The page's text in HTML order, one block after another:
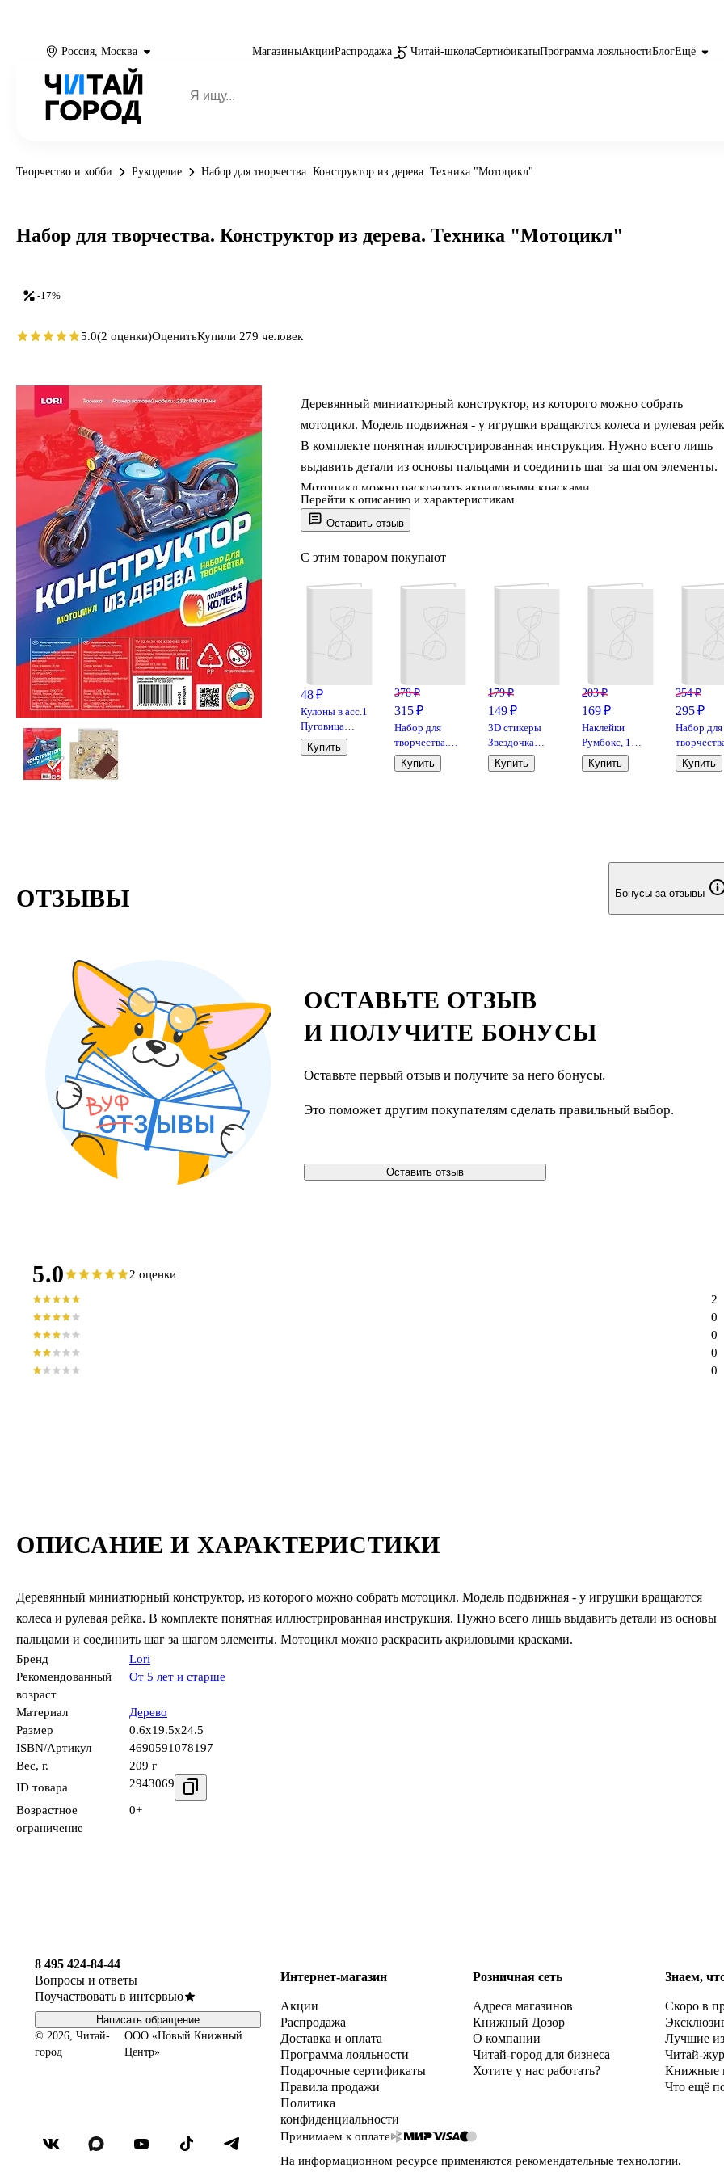
Россия, Москва МагазиныАкцииРаспродажа Читай-школаСертификатыПрограмма лояльностиБлогЕщё
Творчество и хобби Рукоделие Набор для творчества. Конструктор из дерева. Техника "Мотоцикл"
Оставить отзыв
Деревянный миниатюрный конструктор, из которого можно собрать
мотоцикл. Модель подвижная - у игрушки вращаются колеса и рулевая
В комплекте понятная иллюстрированная инструкция. Нужно всего лишь
выдавить детали из основы пальцами и соединить шаг за шагом элементы.
Мотоцикл можно раскрасить акриловыми красками.
Перейти к описанию и характеристикам
С этим товаром покупают
48 ₽
Кулоны в асс.1
Пуговица
серебряная (QA
2950)
Купить
378 ₽
315 ₽
Набор для
творчества.
Конструктор из
дерева. Техника
Купить
179 ₽
149 ₽
3D стикеры
Звездочка
(упаковка)
Bookvalno
Купить
203 ₽
169 ₽
Наклейки
Румбокс, 1
локация, 2 листа
с наклейками, в
Купить
354 ₽
295 ₽
Набор для
дерева.
Купить
-17%
Набор для творчества. Конструктор из дерева. Техника "Мотоцикл"
5.0(2 оценки)ОценитьКупили 279 человек
ОПИСАНИЕ И ХАРАКТЕРИСТИКИ
Деревянный миниатюрный конструктор, из которого можно собрать мотоцикл. Модель подвижная - у игрушки вращаются
колеса и рулевая рейка. В комплекте понятная иллюстрированная инструкция. Нужно всего лишь выдавить детали из основы
пальцами и соединить шаг за шагом элементы. Мотоцикл можно раскрасить акриловыми красками.
Бренд
Lori
Рекомендованный
возраст
От 5 лет и старше
Материал
Дерево
Размер
0.6x19.5x24.5
ISBN/Артикул
4690591078197
Вес, г.
209 г
ID товара
2943069
Возрастное
ограничение
0+
ОТЗЫВЫ Бонусы за отзывы
ОСТАВЬТЕ ОТЗЫВ
И ПОЛУЧИТЕ БОНУСЫ
Оставьте первый отзыв и получите за него бонусы.
Это поможет другим покупателям сделать правильный выбор.
Оставить отзыв
5.0 2 оценки
0
0
0
0
2
8 495 424-84-44
Вопросы и ответы
Поучаствовать в интервью
Написать обращение
© 2026, Читай-
город
ООО «Новый Книжный
Центр»
Интернет-магазин
Акции
Распродажа
Доставка и оплата
Программа лояльности
Подарочные сертификаты
Правила продажи
Политика
конфиденциальности
Розничная сеть
Адреса магазинов
Книжный Дозор
О компании
Читай-город для бизнеса
Хотите у нас работать?
Знаем,
Скоро в
Лучшие
Читай-
Книжные
Что ещё
Принимаем к оплате
На информационном ресурсе применяются рекомендательные технологии.